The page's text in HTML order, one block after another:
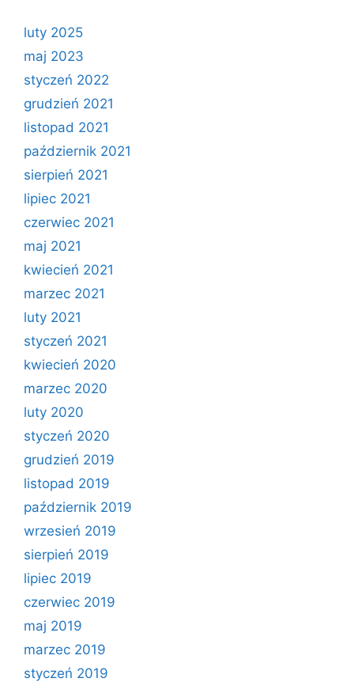
luty 2025
maj 2023
styczeń 2022
grudzień 2021
listopad 2021
październik 2021
sierpień 2021
lipiec 2021
czerwiec 2021
maj 2021
kwiecień 2021
marzec 2021
luty 2021
styczeń 2021
kwiecień 2020
marzec 2020
luty 2020
styczeń 2020
grudzień 2019
listopad 2019
październik 2019
wrzesień 2019
sierpień 2019
lipiec 2019
czerwiec 2019
maj 2019
marzec 2019
styczeń 2019